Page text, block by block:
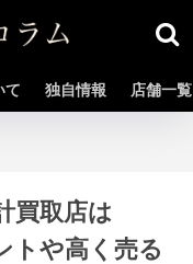
て 独自情報 店舗一覧
買取店は
トや高く売る